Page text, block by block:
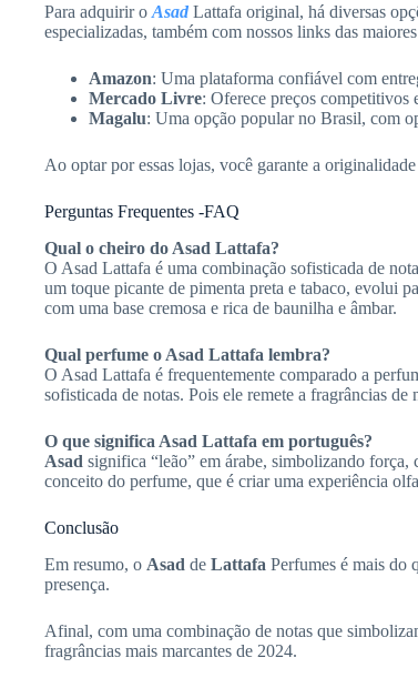
Para adquirir o Asad Lattafa original, há diversas
especializadas, também com nossos links das
Amazon: Uma plataforma confiável com
Mercado Livre: Oferece preços competitivos
Magalu: Uma opção popular no Brasil, com
Ao optar por essas lojas, você garante a
Perguntas Frequentes -FAQ
Qual o cheiro do Asad Lattafa?
O Asad Lattafa é uma combinação sofisticada de
um toque picante de pimenta preta e tabaco, evolui
com uma base cremosa e rica de baunilha e âmbar.
Qual perfume o Asad Lattafa lembra?
O Asad Lattafa é frequentemente comparado a
sofisticada de notas. Pois ele remete a fragrâncias
O que significa Asad Lattafa em português?
Asad significa “leão” em árabe, simbolizando força,
conceito do perfume, que é criar uma experiência
Conclusão
Em resumo, o Asad de Lattafa Perfumes é mais do
presença.
Afinal, com uma combinação de notas que
fragrâncias mais marcantes de 2024.